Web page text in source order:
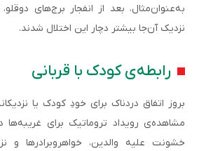
به‌عنوان‌مثال، بعد از انفجار برج‌های
نزدیک آ‌ن‌جا بیشتر دچار این اختلال شدند.
رابطه‌ی کودک با قربانی
بروز اتفاق دردناک برای خودِ کودک یا
مشاهده‌ی رویداد تروماتیک برای
خشونت علیه والدین، خواهروبرادرها و